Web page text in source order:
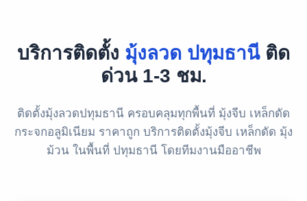
บริการติดตั้ง มุ้งลวด ปทุมธานีติด
ด่วน 1-3 ชม.
ติดตั้งมุ้งลวดปทุมธานี ครอบคลุมทุกพื้นที่ มุ้งจีบ เหล็กดัด
กระจกอลูมิเนียม ราคาถูก บริการติดตั้งมุ้งจีบ เหล็กดัด มุ้ง
ม้วน ในพื้นที่ ปทุมธานี โดยทีมงานมืออาชีพ